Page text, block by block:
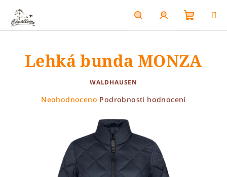
obsah
HledatPřihlášení
košík
Lehká bunda MONZA
WALDHAUSEN
Průměrné
hvězdiček.
Neohodnoceno Podrobnosti hodnocení